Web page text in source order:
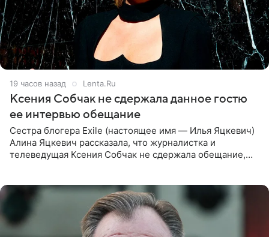
19 часов назад Lenta.Ru
Ксения Собчак не сдержала данное гостю
ее интервью обещание
Сестра блогера Exile (настоящее имя — Илья Яцкевич)
Алина Яцкевич рассказала, что журналистка и
телеведущая Ксения Собчак не сдержала обещание,